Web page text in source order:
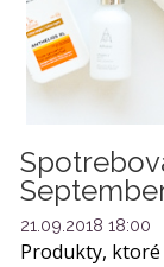
21.09.2018 18:00
Produkty,